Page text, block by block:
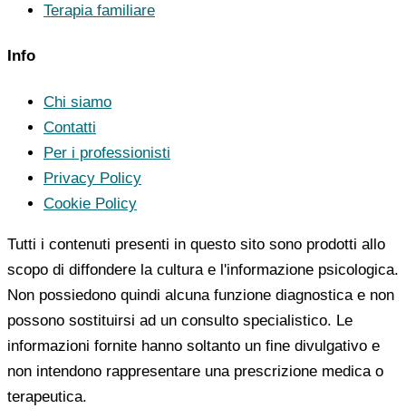
Terapia familiare
Info
Chi siamo
Contatti
Per i professionisti
Privacy Policy
Cookie Policy
Tutti i contenuti presenti in questo sito sono prodotti allo
scopo di diffondere la cultura e l'informazione psicologica.
Non possiedono quindi alcuna funzione diagnostica e non
possono sostituirsi ad un consulto specialistico. Le
informazioni fornite hanno soltanto un fine divulgativo e
non intendono rappresentare una prescrizione medica o
terapeutica.